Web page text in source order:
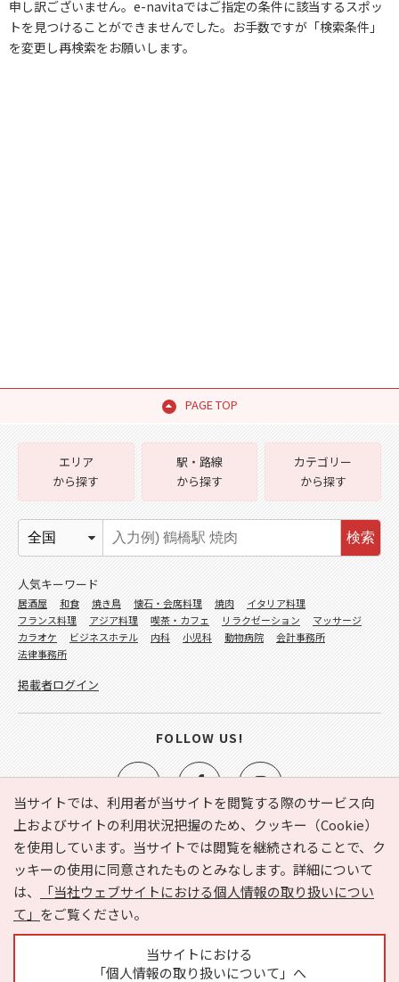
申し訳ございません。e-navitaではご指定の条件に該当するスポッ
トを見つけることができませんでした。お手数ですが「検索条件」
を変更し再検索をお願いします。
PAGE TOP
当サイトでは、利用者が当サイトを閲覧する際のサービス向
上およびサイトの利用状況把握のため、クッキー（Cookie）
を使用しています。当サイトでは閲覧を継続されることで、ク
ッキーの使用に同意されたものとみなします。詳細について
は、
「当社ウェブサイトにおける個人情報の取り扱いについ
て」 をご覧ください。
当サイトにおける
「個人情報の取り扱いについて」へ
e-NAVITA（イーナビタ）とは？ お気に入り
ヘルプ
利用規約
個人情報の取り扱いについて
運営会社
サイトマップ
広告掲載に関するお問い合わせ
エリア
から探す
駅・路線
から探す
カテゴリー
から探す
検索
人気キーワード
居酒屋 和食 焼き鳥 懐石・会席料理 焼肉
イタリア料理
フランス料理
アジア料理 喫茶・カフェ リラクゼーション
マッサージ
カラオケ
ビジネスホテル 内科 小児科 動物病院
会計事務所
法律事務所
掲載者ログイン
FOLLOW US!